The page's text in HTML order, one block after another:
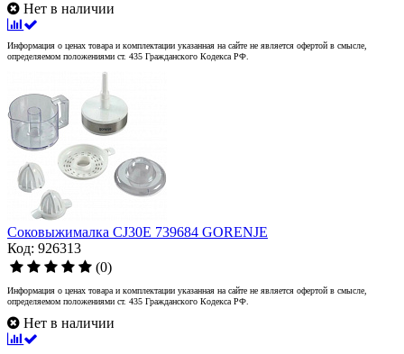
Нет в наличии
Информация о ценах товара и комплектации указанная на сайте не является офертой в смысле,
определяемом положениями ст. 435 Гражданского Кодекса РФ.
Соковыжималка CJ30E 739684 GORENJE
Код: 926313
(0)
Информация о ценах товара и комплектации указанная на сайте не является офертой в смысле,
определяемом положениями ст. 435 Гражданского Кодекса РФ.
Нет в наличии